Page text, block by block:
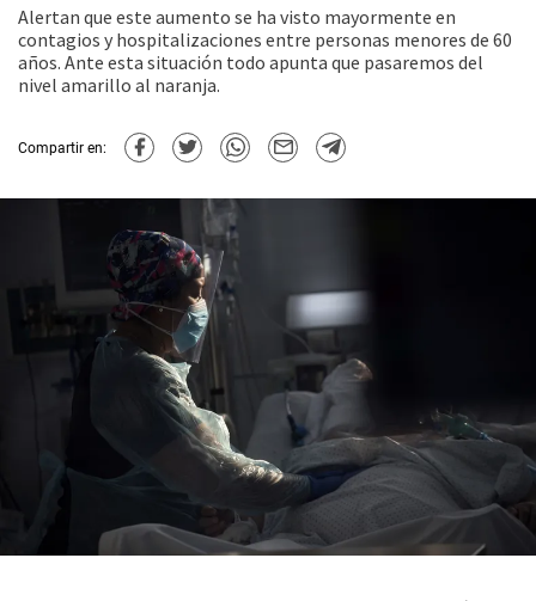
Alertan que este aumento se ha visto mayormente en
contagios y hospitalizaciones entre personas menores de 60
años. Ante esta situación todo apunta que pasaremos del
nivel amarillo al naranja.
Compartir en: